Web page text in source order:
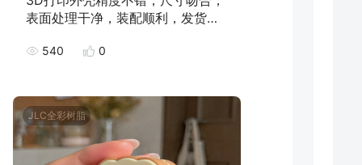
表面处理干净，装配顺利，发货速
540 0
JLC全彩树脂